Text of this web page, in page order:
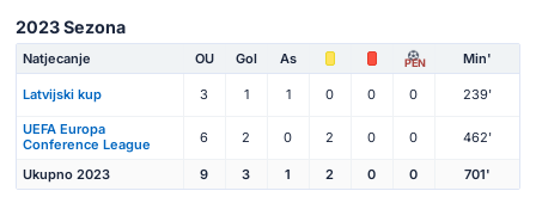
2023 Sezona
Natjecanje OU Gol As PEN Min'
Latvijski kup 3 1 1 0 0 0 239'
UEFA Europa
Conference League
6 2 0 2 0 0 462'
Ukupno 2023 9 3 1 2 0 0 701'